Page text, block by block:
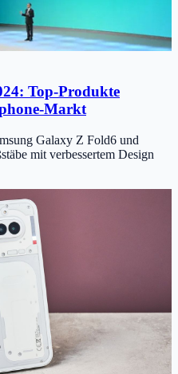
Top-Produkte
Markt
Galaxy Z Fold6 und
mit verbessertem Design